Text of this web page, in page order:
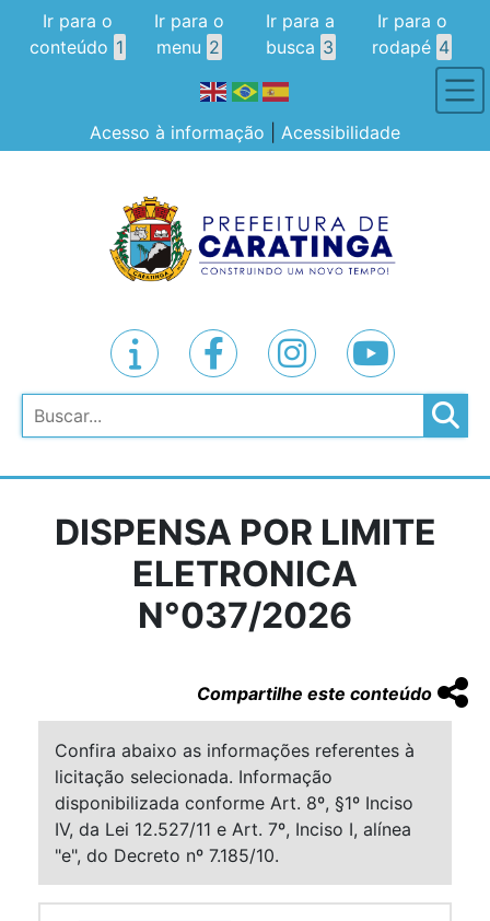
Ir para o
conteúdo 1
Ir para o
menu 2
Ir para a
busca 3
Ir para o
rodapé 4
Acesso à informação Acessibilidade
Pesquisar
DISPENSA POR LIMITE
ELETRONICA
N°037/2026
Compartilhe este conteúdo
Confira abaixo as informações referentes à
licitação selecionada. Informação
disponibilizada conforme Art. 8º, §1º Inciso
IV, da Lei 12.527/11 e Art. 7º, Inciso I, alínea
"e", do Decreto nº 7.185/10.